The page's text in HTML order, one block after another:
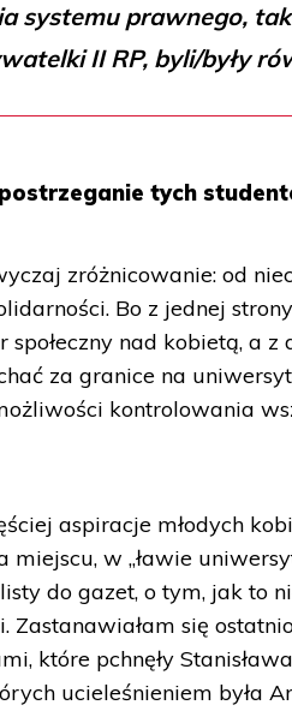
systemu prawnego,
II RP, byli/były
tych
zróżnicowanie: od
Bo z jednej
nad kobietą, a
za granice na
kontrolowania
aspiracje młodych
miejscu, w „ławie
do gazet, o tym, jak to
Zastanawiałam się
które pchnęły
ucieleśnieniem była